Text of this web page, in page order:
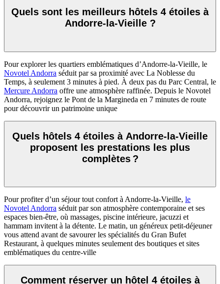
Quels sont les meilleurs hôtels 4 étoiles à
Andorre-la-Vieille ?
Pour explorer les quartiers emblématiques d’Andorre-la-Vieille, le
Novotel Andorra séduit par sa proximité avec La Noblesse du
Temps, à seulement 3 minutes à pied. À deux pas du Parc Central, le
Mercure Andorra offre une atmosphère raffinée. Depuis le Novotel
Andorra, rejoignez le Pont de la Margineda en 7 minutes de route
pour découvrir un patrimoine unique
Quels hôtels 4 étoiles à Andorre-la-Vieille
proposent les prestations les plus
complètes ?
Pour profiter d’un séjour tout confort à Andorre-la-Vieille, le
Novotel Andorra séduit par son atmosphère contemporaine et ses
espaces bien-être, où massages, piscine intérieure, jacuzzi et
hammam invitent à la détente. Le matin, un généreux petit-déjeuner
vous attend avant de savourer les spécialités du Gran Bufet
Restaurant, à quelques minutes seulement des boutiques et sites
emblématiques du centre-ville
Comment réserver un hôtel 4 étoiles à